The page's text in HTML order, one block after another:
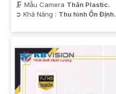
🗜️ Mẫu Camera Thân Plastic.
️➲ Khả Năng : Thu hình Ổn Định.